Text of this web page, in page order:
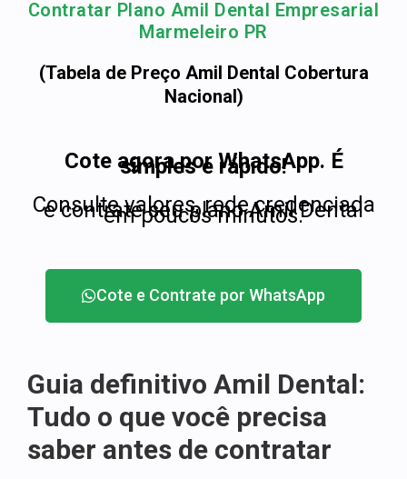
Contratar Plano Amil Dental Empresarial
Marmeleiro PR
(Tabela de Preço Amil Dental Cobertura
Nacional)
Cote agora por WhatsApp. É
simples e rápido!
Consulte valores, rede credenciada
e contrate seu plano Amil Dental
em poucos minutos.
Cote e Contrate por WhatsApp
Guia definitivo Amil Dental:
Tudo o que você precisa
saber antes de contratar